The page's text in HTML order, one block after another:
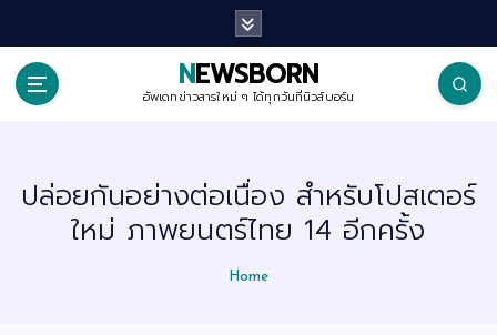
i
NEWSBORN
อัพเดทข่าวสารใหม่ ๆ ได้ทุกวันที่นิวส์บอร์น
ปล่อยกันอย่างต่อเนื่อง สำหรับโปสเตอร์
ใหม่ ภาพยนตร์ไทย 14 อีกครั้ง
Home